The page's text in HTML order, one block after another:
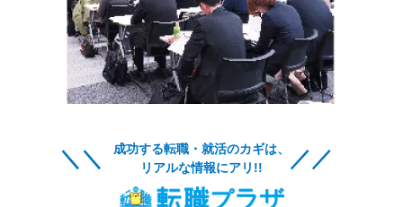
成功する転職・就活のカギは、
リアルな情報にアリ!!